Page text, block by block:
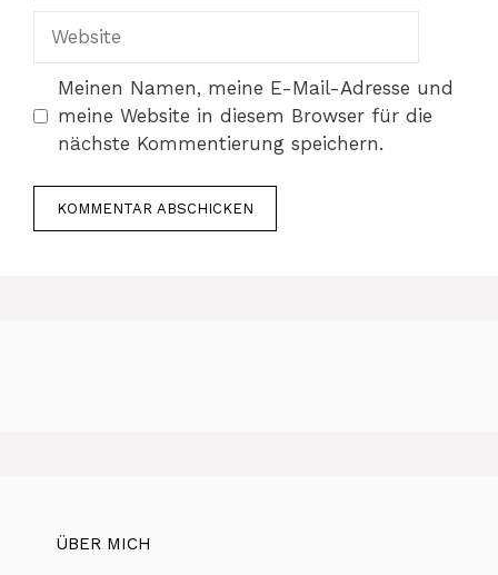
Meinen Namen, meine E-Mail-Adresse und
meine Website in diesem Browser für die
nächste Kommentierung speichern.
ÜBER MICH